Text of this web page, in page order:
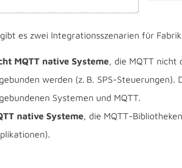
es zwei Integrationsszenarien für
MQTT native Systeme, die MQTT nicht
werden (z. B. SPS-
Systemen und MQTT.
native Systeme, die MQTT-